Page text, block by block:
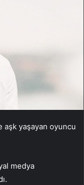
aşk yaşayan oyuncu
medya